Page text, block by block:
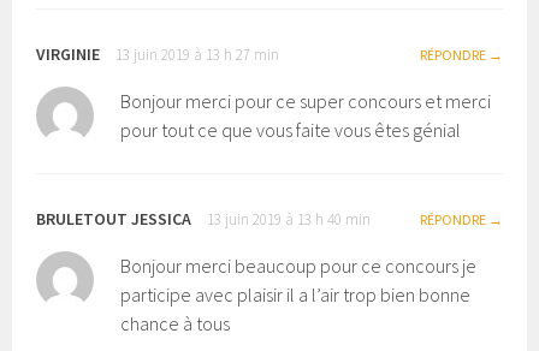
VIRGINIE 13 juin 2019 à 13 h 27 min RÉPONDRE
Bonjour merci pour ce super concours et merci
pour tout ce que vous faite vous êtes génial
BRULETOUT JESSICA 13 juin 2019 à 13 h 40 min RÉPONDRE
Bonjour merci beaucoup pour ce concours je
participe avec plaisir il a l’air trop bien bonne
chance à tous